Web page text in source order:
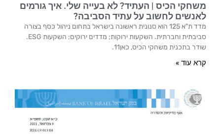
משחקי הכיס | העתיד? לא בעייה שלי. איך גורמים
לאנשים לחשוב על עתיד הסביבה?
מדד ת"א 125 הוא סנונית ראשונה בישראל בתחום ניהול כסף בצורה
סביבתית וחברתית. השקעות ירוקות; מדדים ירוקים; השקעות ESG.
שודר בתכנית משחקי הכיס, כאן11.
קרא עוד »